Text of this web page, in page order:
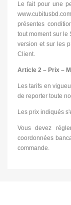
Le fait pour une
présentes
tout moment sur le
version et sur les
Client.
Article 2 – Prix –
Les tarifs en
de reporter toute
Les prix indiqués
Vous devez
coordonnées
commande.